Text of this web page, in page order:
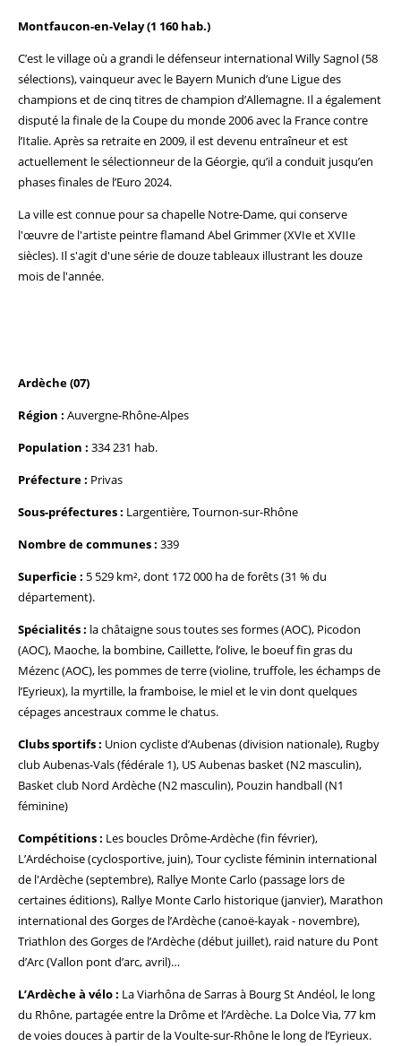
Montfaucon-en-Velay (1 160 hab.)
C’est le village où a grandi le défenseur international Willy Sagnol (58
sélections), vainqueur avec le Bayern Munich d’une Ligue des
champions et de cinq titres de champion d’Allemagne. Il a également
disputé la finale de la Coupe du monde 2006 avec la France contre
l’Italie. Après sa retraite en 2009, il est devenu entraîneur et est
actuellement le sélectionneur de la Géorgie, qu’il a conduit jusqu’en
phases finales de l’Euro 2024.
La ville est connue pour sa chapelle Notre-Dame, qui conserve
l'œuvre de l'artiste peintre flamand Abel Grimmer (XVIe et XVIIe
siècles). Il s'agit d'une série de douze tableaux illustrant les douze
mois de l'année.
Ardèche (07)
Région : Auvergne-Rhône-Alpes
Population : 334 231 hab.
Préfecture : Privas
Sous-préfectures : Largentière, Tournon-sur-Rhône
Nombre de communes : 339
Superficie : 5 529 km², dont 172 000 ha de forêts (31 % du
département).
Spécialités : la châtaigne sous toutes ses formes (AOC), Picodon
(AOC), Maoche, la bombine, Caillette, l’olive, le boeuf fin gras du
Mézenc (AOC), les pommes de terre (violine, truffole, les échamps de
l’Eyrieux), la myrtille, la framboise, le miel et le vin dont quelques
cépages ancestraux comme le chatus.
Clubs sportifs : Union cycliste d’Aubenas (division nationale), Rugby
club Aubenas-Vals (fédérale 1), US Aubenas basket (N2 masculin),
Basket club Nord Ardèche (N2 masculin), Pouzin handball (N1
féminine)
Compétitions : Les boucles Drôme-Ardèche (fin février),
L’Ardéchoise (cyclosportive, juin), Tour cycliste féminin international
de l'Ardèche (septembre), Rallye Monte Carlo (passage lors de
certaines éditions), Rallye Monte Carlo historique (janvier), Marathon
international des Gorges de l’Ardèche (canoë-kayak - novembre),
Triathlon des Gorges de l’Ardèche (début juillet), raid nature du Pont
d’Arc (Vallon pont d’arc, avril)…
L’Ardèche à vélo : La Viarhôna de Sarras à Bourg St Andéol, le long
du Rhône, partagée entre la Drôme et l’Ardèche. La Dolce Via, 77 km
de voies douces à partir de la Voulte-sur-Rhône le long de l’Eyrieux.